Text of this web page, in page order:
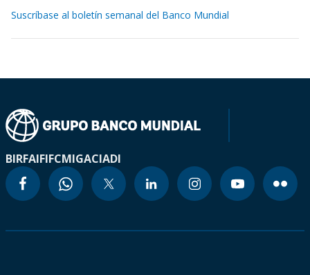
Suscríbase al boletín semanal del Banco Mundial
BIRFAIFIFCMIGACIADI